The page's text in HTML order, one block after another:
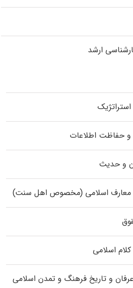
ارشد
و حفاظت اطلاعات
و حدیث
و معارف اسلامی (مخصوص اهل سنت)
اسلامی
و تاریخ فرهنگ و تمدن اسلامی